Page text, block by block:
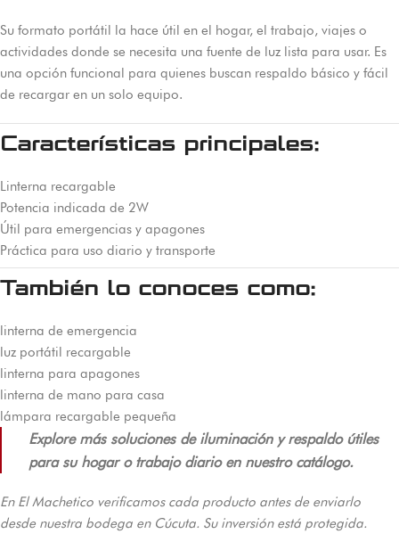
Su formato portátil la hace útil en el hogar, el trabajo, viajes o
actividades donde se necesita una fuente de luz lista para usar. Es
una opción funcional para quienes buscan respaldo básico y fácil
de recargar en un solo equipo.
Características principales:
Linterna recargable
Potencia indicada de 2W
Útil para emergencias y apagones
Práctica para uso diario y transporte
También lo conoces como:
linterna de emergencia
luz portátil recargable
linterna para apagones
linterna de mano para casa
lámpara recargable pequeña
Explore más soluciones de iluminación y respaldo útiles
para su hogar o trabajo diario en nuestro catálogo.
En El Machetico verificamos cada producto antes de enviarlo
desde nuestra bodega en Cúcuta. Su inversión está protegida.